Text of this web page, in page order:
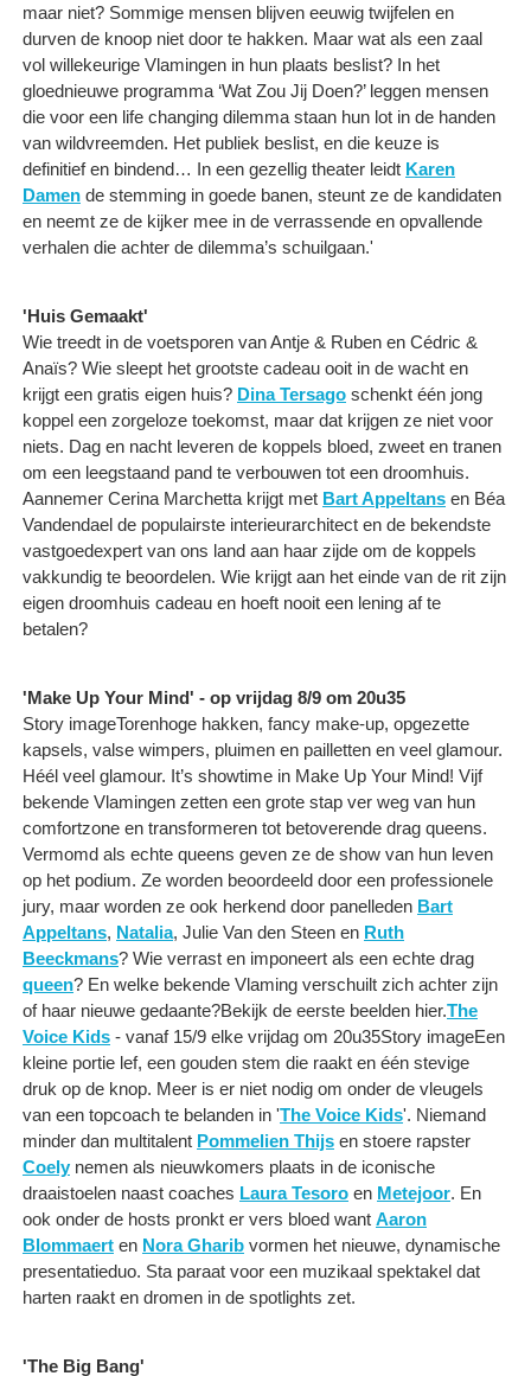
maar niet? Sommige mensen blijven eeuwig twijfelen en
durven de knoop niet door te hakken. Maar wat als een zaal
vol willekeurige Vlamingen in hun plaats beslist? In het
gloednieuwe programma ‘Wat Zou Jij Doen?’ leggen mensen
die voor een life changing dilemma staan hun lot in de handen
van wildvreemden. Het publiek beslist, en die keuze is
definitief en bindend… In een gezellig theater leidt Karen
Damen de stemming in goede banen, steunt ze de kandidaten
en neemt ze de kijker mee in de verrassende en opvallende
verhalen die achter de dilemma’s schuilgaan.'
'Huis Gemaakt'
Wie treedt in de voetsporen van Antje & Ruben en Cédric &
Anaïs? Wie sleept het grootste cadeau ooit in de wacht en
krijgt een gratis eigen huis? Dina Tersago schenkt één jong
koppel een zorgeloze toekomst, maar dat krijgen ze niet voor
niets. Dag en nacht leveren de koppels bloed, zweet en tranen
om een leegstaand pand te verbouwen tot een droomhuis.
Aannemer Cerina Marchetta krijgt met Bart Appeltans en Béa
Vandendael de populairste interieurarchitect en de bekendste
vastgoedexpert van ons land aan haar zijde om de koppels
vakkundig te beoordelen. Wie krijgt aan het einde van de rit zijn
eigen droomhuis cadeau en hoeft nooit een lening af te
betalen?
'Make Up Your Mind' - op vrijdag 8/9 om 20u35
Story imageTorenhoge hakken, fancy make-up, opgezette
kapsels, valse wimpers, pluimen en pailletten en veel glamour.
Héél veel glamour. It’s showtime in Make Up Your Mind! Vijf
bekende Vlamingen zetten een grote stap ver weg van hun
comfortzone en transformeren tot betoverende drag queens.
Vermomd als echte queens geven ze de show van hun leven
op het podium. Ze worden beoordeeld door een professionele
jury, maar worden ze ook herkend door panelleden Bart
Appeltans, Natalia, Julie Van den Steen en Ruth
Beeckmans? Wie verrast en imponeert als een echte drag
queen? En welke bekende Vlaming verschuilt zich achter zijn
of haar nieuwe gedaante?Bekijk de eerste beelden hier.The
Voice Kids - vanaf 15/9 elke vrijdag om 20u35Story imageEen
kleine portie lef, een gouden stem die raakt en één stevige
druk op de knop. Meer is er niet nodig om onder de vleugels
van een topcoach te belanden in 'The Voice Kids'. Niemand
minder dan multitalent Pommelien Thijs en stoere rapster
Coely nemen als nieuwkomers plaats in de iconische
draaistoelen naast coaches Laura Tesoro en Metejoor. En
ook onder de hosts pronkt er vers bloed want Aaron
Blommaert en Nora Gharib vormen het nieuwe, dynamische
presentatieduo. Sta paraat voor een muzikaal spektakel dat
harten raakt en dromen in de spotlights zet.
'The Big Bang'